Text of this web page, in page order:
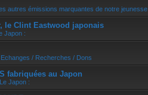
autres émissions marquantes de notre jeunesse
le Clint Eastwood japonais
Japon :
/ Recherches / Dons
fabriquées au Japon
Le Japon :